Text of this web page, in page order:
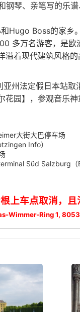
琴、亲笔写的乐
Hugo Boss的家乡
多万名游客，是
着现代建筑风格
州法定假日本站
园】，参观音乐
大街大巴停车场
Info）
Süd
上车点取消，
Wimmer-Ring 1,